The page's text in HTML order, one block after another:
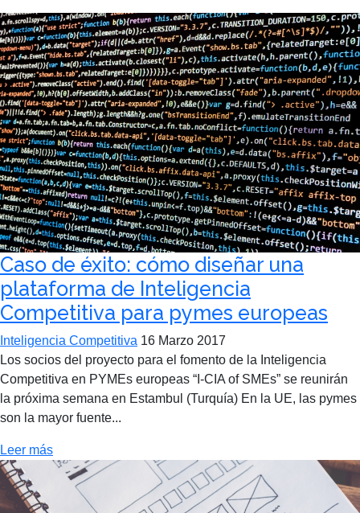
Caso de éxito: cómo diseñar una
plataforma de Inteligencia
Competitiva para pymes europeas
Inteligencia Competitiva 16 Marzo 2017
Los socios del proyecto para el fomento de la Inteligencia
Competitiva en PYMEs europeas “I-CIA of SMEs” se reunirán
la próxima semana en Estambul (Turquía) En la UE, las pymes
son la mayor fuente...
Leer más